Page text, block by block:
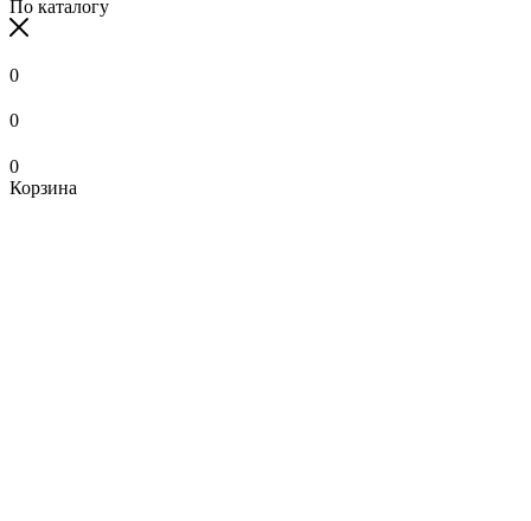
По каталогу
0
0
0
Корзина